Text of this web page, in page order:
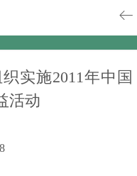
实施2011年中国
活动